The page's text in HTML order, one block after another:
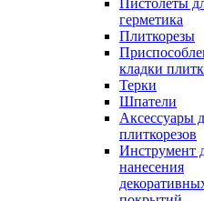
Пистолеты
герметика
Плиткорезы
кладки
Терки
Шпатели
Аксессуары
плиткорезов
Инструмент
нанесения